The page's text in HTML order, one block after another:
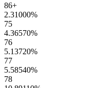
86+
2.31000%
75
4.36570%
76
5.13720%
77
5.58540%
78